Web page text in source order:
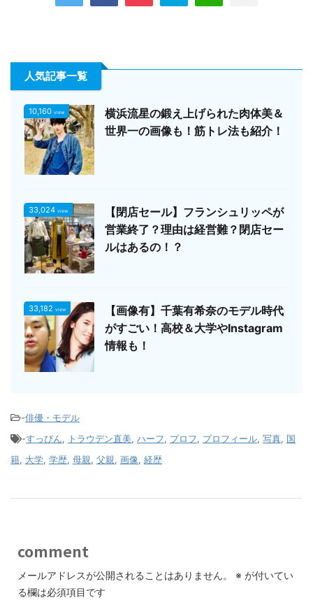
人気記事一覧
10,160 view
横浜流星の鍛え上げられた肉体美＆
世界一の画像も！筋トレ法も紹介！
33,024 view
【閉店セール】フランシュリッペが
営業終了？理由は経営難？閉店セー
ルはあるの！？
33,182 view
【画像有】千葉有希奈のモデル時代
がすごい！高校＆大学やInstagram
情報も！
-俳優・モデル
-すっぴん, トラウデン直美, ハーフ, プロフ, プロフィール, 写真, 国
籍, 大学, 学歴, 母親, 父親, 画像, 経歴
comment
メールアドレスが公開されることはありません。 ※ が付いてい
る欄は必須項目です